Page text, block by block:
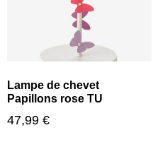
Lampe de chevet
Papillons rose TU
47,99 €